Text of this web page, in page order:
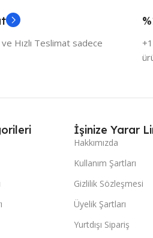
Hızlı Teslimat sadece
İşinize Yarar
Hakkımızda
Kullanım Şartları
Gizlilik Sözleşmesi
Üyelik Şartları
Yurtdışı Sipariş